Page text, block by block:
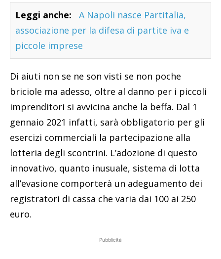
Leggi anche:
A Napoli nasce Partitalia,
associazione per la difesa di partite iva e
piccole imprese
Di aiuti non se ne son visti se non poche
briciole ma adesso, oltre al danno per i piccoli
imprenditori si avvicina anche la beffa. Dal 1
gennaio 2021 infatti, sarà obbligatorio per gli
esercizi commerciali la partecipazione alla
lotteria degli scontrini. L’adozione di questo
innovativo, quanto inusuale, sistema di lotta
all’evasione comporterà un adeguamento dei
registratori di cassa che varia dai 100 ai 250
euro.
Pubblicità